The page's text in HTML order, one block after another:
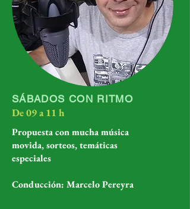
SÁBADOS CON RITMO
De 09 a 11 h
Propuesta con mucha música
movida, sorteos, temáticas
especiales
Conducción: Marcelo Pereyra